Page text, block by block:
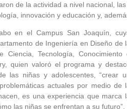
de la actividad a nivel nacional,
innovación y educación y,
en el Campus San Joaquín,
de Ingeniería en Diseño de
Ciencia, Tecnología, Conocimiento
quien valoró el programa y
las niñas y adolescentes, “crear
actuales por medio de
es una experiencia que marca
las niñas se enfrentan a su futuro”.